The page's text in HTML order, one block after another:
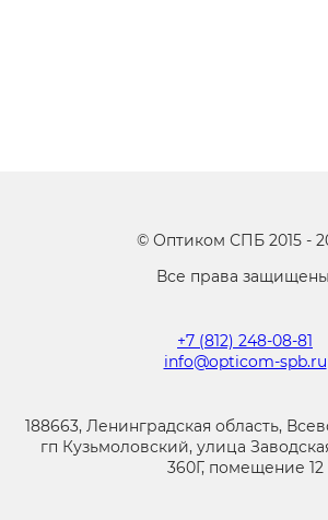
© Оптиком СПБ 2015 -
Все права
+7 (812) 248-08-81
info@opticom-spb.ru
188663, Ленинградская область,
гп Кузьмоловский, улица
360Г, помещение 12